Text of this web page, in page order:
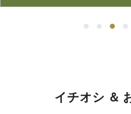
イチオシ ＆